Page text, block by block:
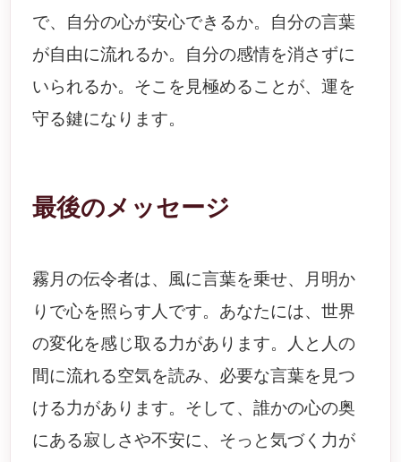
で、自分の心が安心できるか。自分の言葉
が自由に流れるか。自分の感情を消さずに
いられるか。そこを見極めることが、運を
守る鍵になります。
最後のメッセージ
霧月の伝令者は、風に言葉を乗せ、月明か
りで心を照らす人です。あなたには、世界
の変化を感じ取る力があります。人と人の
間に流れる空気を読み、必要な言葉を見つ
ける力があります。そして、誰かの心の奥
にある寂しさや不安に、そっと気づく力が